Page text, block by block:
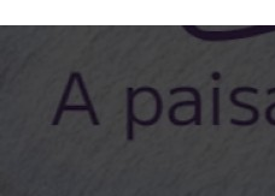
Safrol